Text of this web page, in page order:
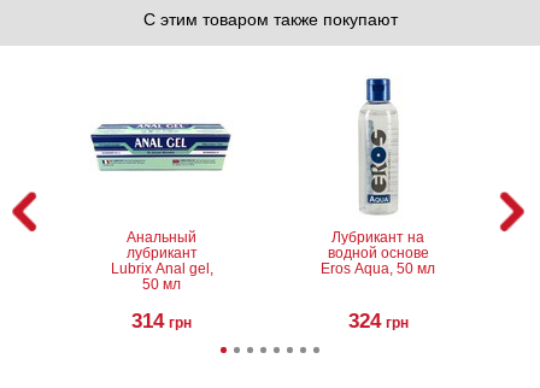
С этим товаром также покупают
Анальный
лубрикант
Lubrix Anal gel,
50 мл
314 грн
Лубрикант на
водной основе
Eros Aqua, 50 мл
324 грн